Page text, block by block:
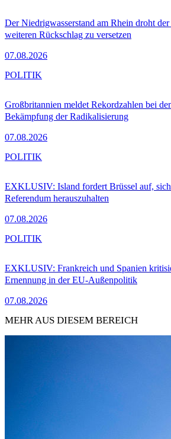
Der Niedrigwasserstand am Rhein droht
weiteren Rückschlag zu versetzen
07.08.2026
Großbritannien meldet Rekordzahlen bei
Bekämpfung der Radikalisierung
07.08.2026
POLITIK
EXKLUSIV: Island fordert Brüssel auf,
Referendum herauszuhalten
07.08.2026
POLITIK
EXKLUSIV: Frankreich und Spanien
Ernennung in der EU-Außenpolitik
07.08.2026
POLITIK
MEHR AUS DIESEM BEREICH